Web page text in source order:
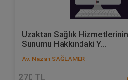
Uzaktan Sağlık Hizmetlerinin
Sunumu Hakkındaki Y...
Av. Nazan SAĞLAMER
270 TL